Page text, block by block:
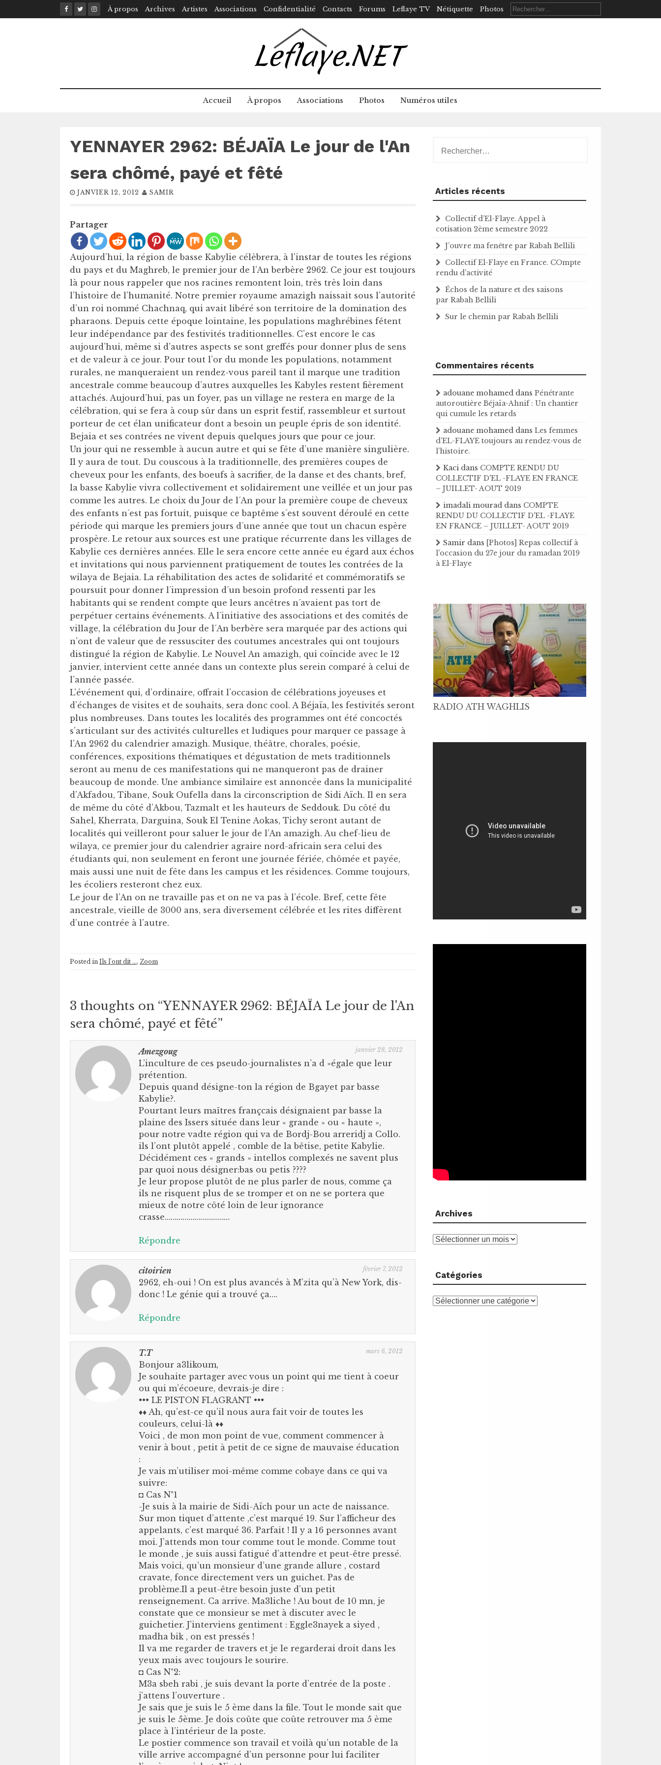
to
À propos Archives Artistes Associations Confidentialité Contacts Forums Leflaye TV Nétiquette Photos Rechercher :
Accueil À propos Associations Photos Numéros utiles
YENNAYER 2962: BÉJAÏA Le jour de l'An
sera chômé, payé et fêté
JANVIER 12, 2012 SAMIR
Partager
Aujourd’hui, la région de basse Kabylie célèbrera, à l’instar de toutes les régions
du pays et du Maghreb, le premier jour de l’An berbère 2962. Ce jour est toujours
là pour nous rappeler que nos racines remontent loin, très très loin dans
l’histoire de l’humanité. Notre premier royaume amazigh naissait sous l’autorité
d’un roi nommé Chachnaq, qui avait libéré son territoire de la domination des
pharaons. Depuis cette époque lointaine, les populations maghrébines fêtent
leur indépendance par des festivités traditionnelles. C’est encore le cas
aujourd’hui, même si d’autres aspects se sont greffés pour donner plus de sens
et de valeur à ce jour. Pour tout l’or du monde les populations, notamment
rurales, ne manqueraient un rendez-vous pareil tant il marque une tradition
ancestrale comme beaucoup d’autres auxquelles les Kabyles restent fièrement
attachés. Aujourd’hui, pas un foyer, pas un village ne restera en marge de la
célébration, qui se fera à coup sûr dans un esprit festif, rassembleur et surtout
porteur de cet élan unificateur dont a besoin un peuple épris de son identité.
Bejaia et ses contrées ne vivent depuis quelques jours que pour ce jour.
Un jour qui ne ressemble à aucun autre et qui se fête d’une manière singulière.
Il y aura de tout. Du couscous à la traditionnelle, des premières coupes de
cheveux pour les enfants, des boeufs à sacrifier, de la danse et des chants, bref,
la basse Kabylie vivra collectivement et solidairement une veillée et un jour pas
comme les autres. Le choix du Jour de l´An pour la première coupe de cheveux
des enfants n´est pas fortuit, puisque ce baptême s´est souvent déroulé en cette
période qui marque les premiers jours d´une année que tout un chacun espère
prospère. Le retour aux sources est une pratique récurrente dans les villages de
Kabylie ces dernières années. Elle le sera encore cette année eu égard aux échos
et invitations qui nous parviennent pratiquement de toutes les contrées de la
wilaya de Bejaia. La réhabilitation des actes de solidarité et commémoratifs se
poursuit pour donner l´impression d´un besoin profond ressenti par les
habitants qui se rendent compte que leurs ancêtres n´avaient pas tort de
perpétuer certains événements. A l´initiative des associations et des comités de
village, la célébration du Jour de l´An berbère sera marquée par des actions qui
n’ont de valeur que de ressusciter des coutumes ancestrales qui ont toujours
distingué la région de Kabylie. Le Nouvel An amazigh, qui coïncide avec le 12
janvier, intervient cette année dans un contexte plus serein comparé à celui de
l’année passée.
L’événement qui, d’ordinaire, offrait l’occasion de célébrations joyeuses et
d’échanges de visites et de souhaits, sera donc cool. A Béjaïa, les festivités seront
plus nombreuses. Dans toutes les localités des programmes ont été concoctés
s’articulant sur des activités culturelles et ludiques pour marquer ce passage à
l’An 2962 du calendrier amazigh. Musique, théâtre, chorales, poésie,
conférences, expositions thématiques et dégustation de mets traditionnels
seront au menu de ces manifestations qui ne manqueront pas de drainer
beaucoup de monde. Une ambiance similaire est annoncée dans la municipalité
d’Akfadou, Tibane, Souk Oufella dans la circonscription de Sidi Aïch. Il en sera
de même du côté d’Akbou, Tazmalt et les hauteurs de Seddouk. Du côté du
Sahel, Kherrata, Darguina, Souk El Tenine Aokas, Tichy seront autant de
localités qui veilleront pour saluer le jour de l’An amazigh. Au chef-lieu de
wilaya, ce premier jour du calendrier agraire nord-africain sera celui des
étudiants qui, non seulement en feront une journée fériée, chômée et payée,
mais aussi une nuit de fête dans les campus et les résidences. Comme toujours,
les écoliers resteront chez eux.
Le jour de l’An on ne travaille pas et on ne va pas à l’école. Bref, cette fête
ancestrale, vieille de 3000 ans, sera diversement célébrée et les rites diffèrent
d’une contrée à l’autre.
Posted in Ils l'ont dit ..., Zoom
3 thoughts on “YENNAYER 2962: BÉJAÏA Le jour de l'An
sera chômé, payé et fêté”
Amezgoug janvier 28, 2012
L’inculture de ces pseudo-journalistes n’a d »égale que leur
prétention.
Depuis quand désigne-ton la région de Bgayet par basse
Kabylie?.
Pourtant leurs maîtres françcais désignaient par basse la
plaine des Issers située dans leur « grande » ou « haute »,
pour notre vadte région qui va de Bordj-Bou arreridj a Collo.
ils l’ont plutôt appelé , comble de la bêtise, petite Kabylie.
Décidément ces « grands » intellos complexés ne savent plus
par quoi nous désigner:bas ou petis ????
Je leur propose plutôt de ne plus parler de nous, comme ça
ils ne risquent plus de se tromper et on ne se portera que
mieux de notre côté loin de leur ignorance
crasse……………………………
Répondre
citoirien février 7, 2012
2962, eh-oui ! On est plus avancés à M’zita qu’à New York, dis-
donc ! Le génie qui a trouvé ça….
Répondre
T.T mars 6, 2012
Bonjour a3likoum,
Je souhaite partager avec vous un point qui me tient à coeur
ou qui m’écoeure, devrais-je dire :
••• LE PISTON FLAGRANT •••
♦♦ Ah, qu’est-ce qu’il nous aura fait voir de toutes les
couleurs, celui-là ♦♦
Voici , de mon mon point de vue, comment commencer à
venir à bout , petit à petit de ce signe de mauvaise éducation
:
Je vais m’utiliser moi-même comme cobaye dans ce qui va
suivre:
◘ Cas N°1
-Je suis à la mairie de Sidi-Aïch pour un acte de naissance.
Sur mon tiquet d’attente ,c’est marqué 19. Sur l’afficheur des
appelants, c’est marqué 36. Parfait ! Il y a 16 personnes avant
moi. J’attends mon tour comme tout le monde. Comme tout
le monde , je suis aussi fatigué d’attendre et peut-être pressé.
Mais voici, qu’un monsieur d’une grande allure , costard
cravate, fonce directement vers un guichet. Pas de
problème.Il a peut-être besoin juste d’un petit
renseignement. Ca arrive. Ma3liche ! Au bout de 10 mn, je
constate que ce monsieur se met à discuter avec le
guichetier. J’interviens gentiment : Eggle3nayek a siyed ,
madha bik , on est pressés !
Il va me regarder de travers et je le regarderai droit dans les
yeux mais avec toujours le sourire.
◘ Cas N°2:
M3a sbeh rabi , je suis devant la porte d’entrée de la poste .
j’attens l’ouverture .
Je sais que je suis le 5 ème dans la file. Tout le monde sait que
je suis le 5ème. Je dois coûte que coûte retrouver ma 5 ème
place à l’intérieur de la poste.
Le postier commence son travail et voilà qu’un notable de la
ville arrive accompagné d’un personne pour lui faciliter
Articles récents
Collectif d’El-Flaye. Appel à
cotisation 2ème semestre 2022
J’ouvre ma fenêtre par Rabah Bellili
Collectif El-Flaye en France. COmpte
rendu d’activité
Échos de la nature et des saisons
par Rabah Bellili
Sur le chemin par Rabah Bellili
Commentaires récents
adouane mohamed dansPénétrante
autoroutière Béjaïa-Ahnif : Un chantier
qui cumule les retards
adouane mohamed dansLes femmes
d’EL-FLAYE toujours au rendez-vous de
l’histoire .
Kaci dans COMPTE RENDU DU
COLLECTIF D'EL -FLAYE EN FRANCE
– JUILLET- AOUT 2019
imadali mourad dans COMPTE
RENDU DU COLLECTIF D'EL -FLAYE
EN FRANCE – JUILLET- AOUT 2019
Samir dans [Photos] Repas collectif à
l'occasion du 27e jour du ramadan 2019
à El-Flaye
RADIO ATH WAGHLIS
Archives
Archives
Catégories
Catégories